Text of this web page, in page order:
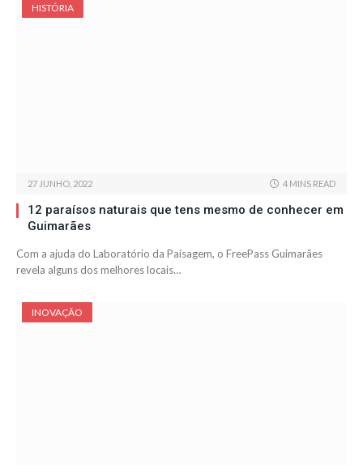
HISTÓRIA
27 JUNHO, 2022 4 MINS READ
12 paraísos naturais que tens mesmo de conhecer em
Guimarães
Com a ajuda do Laboratório da Paisagem, o FreePass Guimarães
revela alguns dos melhores locais…
INOVAÇÃO